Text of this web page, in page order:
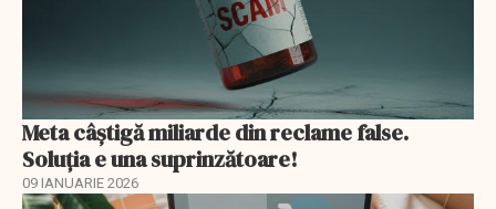
Meta câștigă miliarde din reclame false.
Soluția e una suprinzătoare!
09 IANUARIE 2026